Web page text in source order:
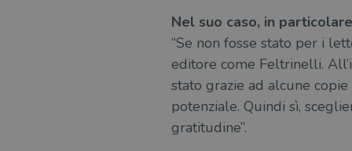
Nel suo caso, in
“Se non fosse stato per i
editore come Feltrinelli.
stato grazie ad alcune
potenziale. Quindi sì,
gratitudine”.
msToken
Nome
/
Nome
Fornitore/
Dominio